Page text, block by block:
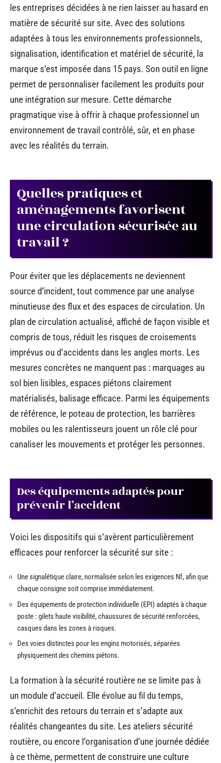
les entreprises décidées à ne rien laisser au hasard en
matière de sécurité sur site. Avec des solutions
adaptées à tous les environnements professionnels,
signalisation, identification et matériel de sécurité, la
marque s’est imposée dans 15 pays. Son outil en ligne
permet de personnaliser facilement les produits pour
une intégration sur mesure. Cette démarche
pragmatique vise à offrir à chaque professionnel un
environnement de travail contrôlé, sûr, et en phase
avec les réalités du terrain.
Quelles pratiques et
aménagements favorisent
une circulation sécurisée au
travail ?
Pour éviter que les déplacements ne deviennent
source d’incident, tout commence par une analyse
minutieuse des flux et des espaces de circulation. Un
plan de circulation actualisé, affiché de façon visible et
compris de tous, réduit les risques de croisements
imprévus ou d’accidents dans les angles morts. Les
mesures concrètes ne manquent pas : marquages au
sol bien lisibles, espaces piétons clairement
matérialisés, balisage efficace. Parmi les équipements
de référence, le poteau de protection, les barrières
mobiles ou les ralentisseurs jouent un rôle clé pour
canaliser les mouvements et protéger les personnes.
Des équipements adaptés pour
prévenir l’accident
Voici les dispositifs qui s’avèrent particulièrement
efficaces pour renforcer la sécurité sur site :
Une signalétique claire, normalisée selon les exigences Nf, afin que
chaque consigne soit comprise immédiatement.
Des équipements de protection individuelle (EPI) adaptés à chaque
poste : gilets haute visibilité, chaussures de sécurité renforcées,
casques dans les zones à risques.
Des voies distinctes pour les engins motorisés, séparées
physiquement des chemins piétons.
La formation à la sécurité routière ne se limite pas à
un module d’accueil. Elle évolue au fil du temps,
s’enrichit des retours du terrain et s’adapte aux
réalités changeantes du site. Les ateliers sécurité
routière, ou encore l’organisation d’une journée dédiée
à ce thème, permettent de construire une culture